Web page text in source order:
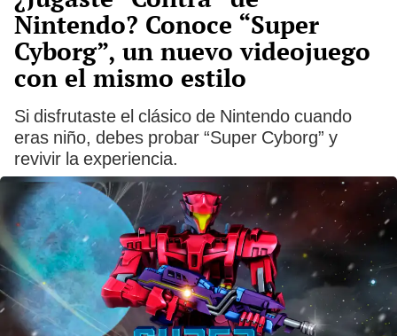
Nintendo? Conoce “Super
Cyborg”, un nuevo videojuego
con el mismo estilo
Si disfrutaste el clásico de Nintendo cuando
eras niño, debes probar “Super Cyborg” y
revivir la experiencia.